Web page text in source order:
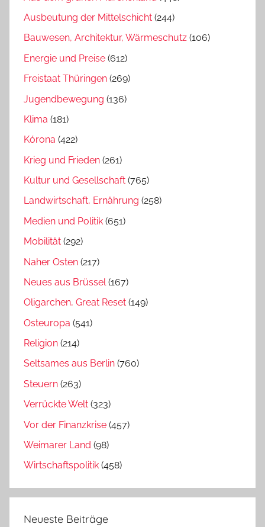
Ausbeutung der Mittelschicht (244)
Bauwesen, Architektur, Wärmeschutz (106)
Energie und Preise (612)
Freistaat Thüringen (269)
Jugendbewegung (136)
Klima (181)
Kórona (422)
Krieg und Frieden (261)
Kultur und Gesellschaft (765)
Landwirtschaft, Ernährung (258)
Medien und Politik (651)
Mobilität (292)
Naher Osten (217)
Neues aus Brüssel(167)
Oligarchen, Great Reset (149)
Osteuropa (541)
Religion (214)
Seltsames aus Berlin (760)
Steuern (263)
Verrückte Welt (323)
Vor der Finanzkrise (457)
Weimarer Land (98)
Wirtschaftspolitik (458)
Neueste Beiträge